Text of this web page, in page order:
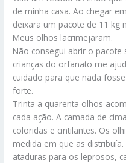
de minha casa. Ao chegar
deixara um pacote de 11 kg
Meus olhos lacrimejaram.
Não consegui abrir o
crianças do orfanato me
cuidado para que nada
forte.
Trinta a quarenta olhos
cada ação. A camada de
coloridas e cintilantes. Os
medida em que as
ataduras para os leprosos,